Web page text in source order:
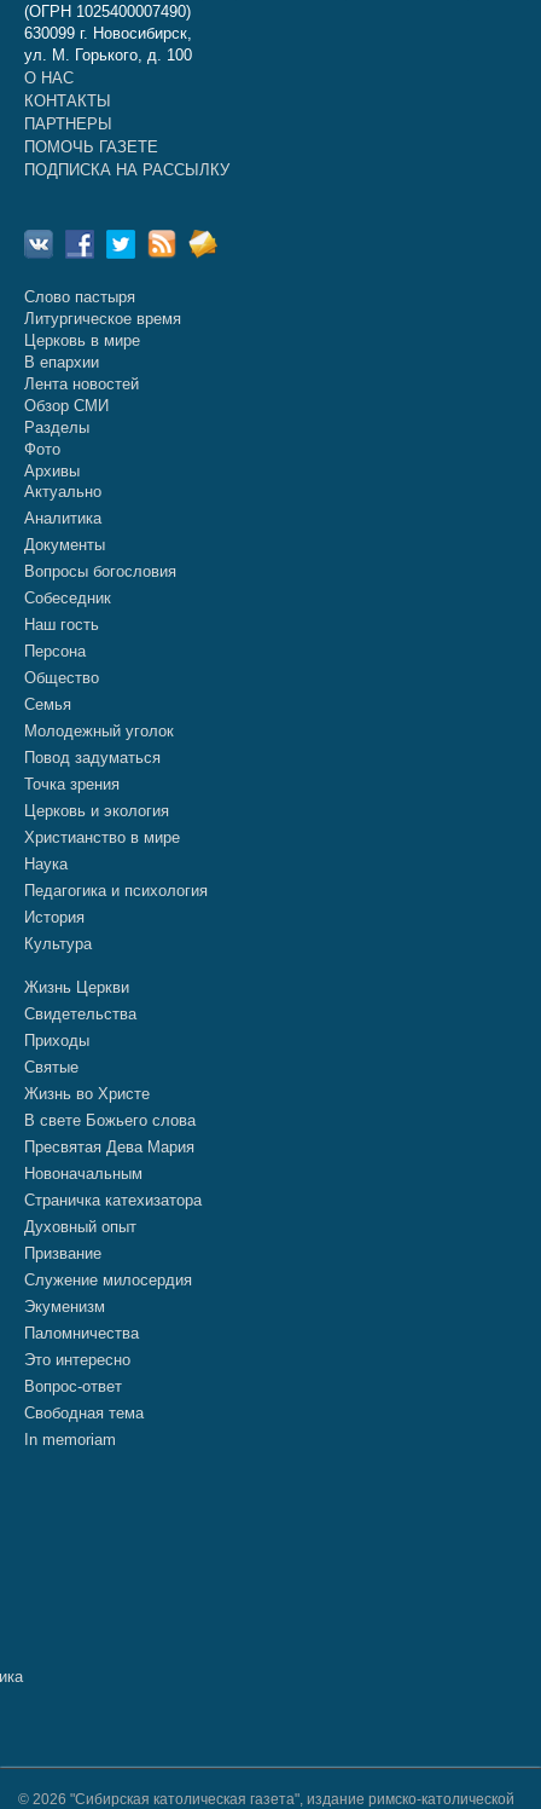
(ОГРН 1025400007490)
630099 г. Новосибирск,
ул. М. Горького, д. 100
О НАС
КОНТАКТЫ
ПАРТНЕРЫ
ПОМОЧЬ ГАЗЕТЕ
ПОДПИСКА НА РАССЫЛКУ
Слово пастыря
Литургическое время
Церковь в мире
В епархии
Лента новостей
Обзор СМИ
Разделы
Фото
Архивы
Актуально
Аналитика
Документы
Вопросы богословия
Собеседник
Наш гость
Персона
Общество
Семья
Молодежный уголок
Повод задуматься
Точка зрения
Церковь и экология
Христианство в мире
Наука
Педагогика и психология
История
Культура
Жизнь Церкви
Свидетельства
Приходы
Святые
Жизнь во Христе
В свете Божьего слова
Пресвятая Дева Мария
Новоначальным
Страничка катехизатора
Духовный опыт
Призвание
Служение милосердия
Экуменизм
Паломничества
Это интересно
Вопрос-ответ
Свободная тема
In memoriam
© 2026 "Сибирская католическая газета", издание римско-католической